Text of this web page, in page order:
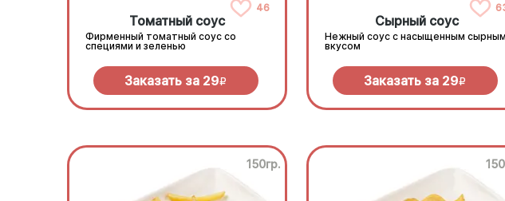
46
Томатный соус
Фирменный томатный соус со
специями и зеленью
Заказать за 29R
Сырный соус
Нежный соус с насыщенным сырным
вкусом
Заказать за 29R
150гр.